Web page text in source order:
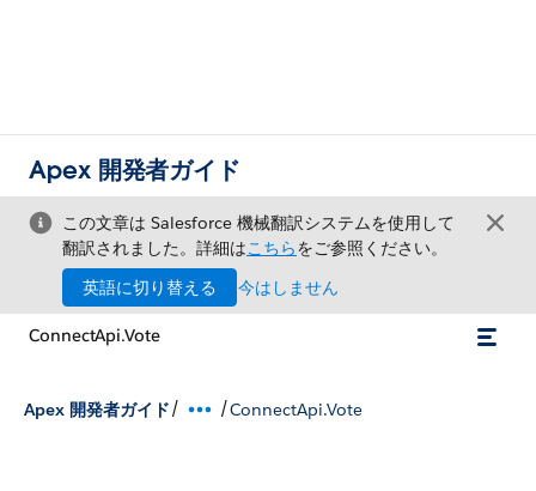
Apex 開発者ガイド
この文章は Salesforce 機械翻訳システムを使用して
翻訳されました。詳細はこちらをご参照ください。
英語に切り替える
今はしません
ConnectApi.Vote
Apex 開発者ガイド/ /ConnectApi.Vote